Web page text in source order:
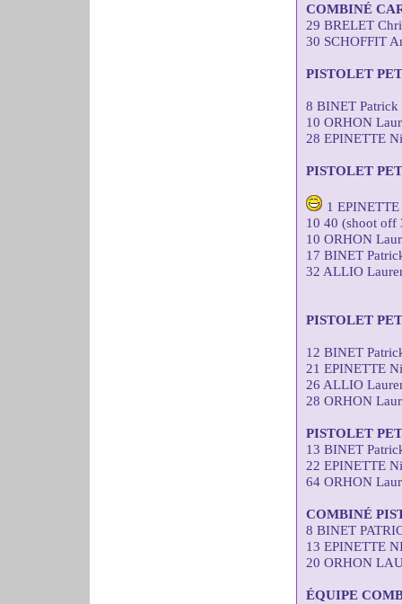
COMBINÉ
29 BRELET
30 SCHOFFIT
PISTOLET
8 BINET Patrick
10 ORHON
28 EPINETTE
PISTOLET
1
10 40 (shoot off
10 ORHON
17 BINET
32 ALLIO
PISTOLET
12 BINET
21 EPINETTE
26 ALLIO
28 ORHON
PISTOLET
13 BINET
22 EPINETTE
64 ORHON
COMBINÉ
8 BINET
13 EPINETTE
20 ORHON
ÉQUIPE